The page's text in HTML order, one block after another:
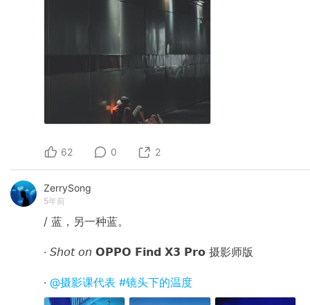
62 0 2
ZerrySong
5年前
/ 蓝，另一种蓝。
· 𝘚𝘩𝘰𝘵 𝘰𝘯 𝗢𝗣𝗣𝗢 𝗙𝗶𝗻𝗱 𝗫𝟯 𝗣𝗿𝗼 摄影师版
· @摄影课代表 #镜头下的温度